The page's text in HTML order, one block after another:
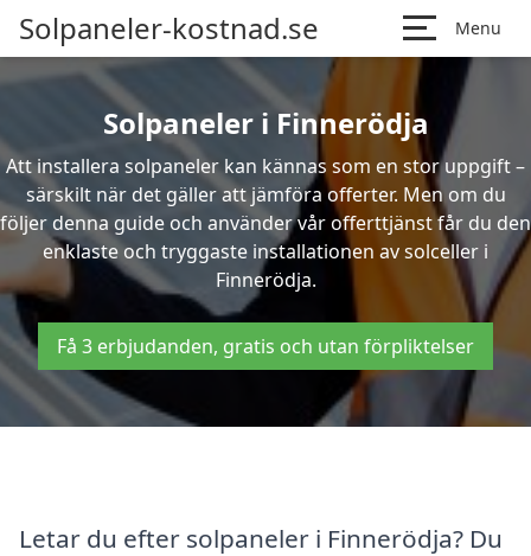
Solpaneler-kostnad.se Menu
Solpaneler i Finnerödja
Att installera solpaneler kan kännas som en stor uppgift –
särskilt när det gäller att jämföra offerter. Men om du
följer denna guide och använder vår offerttjänst får du den
enklaste och tryggaste installationen av solceller i
Finnerödja.
Få 3 erbjudanden, gratis och utan förpliktelser
Letar du efter solpaneler i Finnerödja? Du